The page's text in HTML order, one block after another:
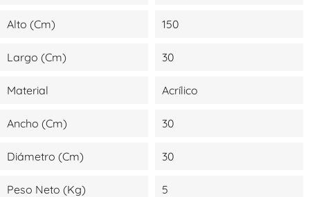
Alto (cm) 150
Largo (cm) 30
Material Acrílico
Ancho (cm) 30
Diámetro (cm) 30
Peso Neto (kg) 5